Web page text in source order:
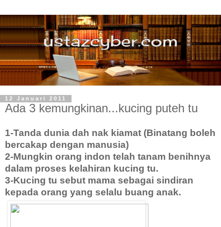
12 Januari 2011
Ada 3 kemungkinan...kucing puteh tu
1-Tanda dunia dah nak kiamat (Binatang boleh
bercakap dengan manusia)
2-Mungkin orang indon telah tanam benihnya
dalam proses kelahiran kucing tu.
3-Kucing tu sebut mama sebagai sindiran
kepada orang yang selalu buang anak.